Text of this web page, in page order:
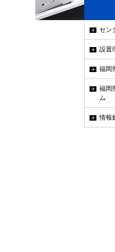
セン
設置
福岡
福岡
ム
情報